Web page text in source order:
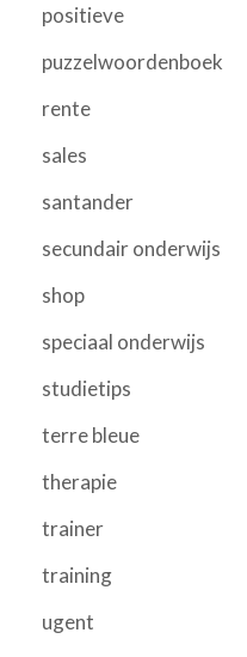
positieve
puzzelwoordenboek
rente
sales
santander
secundair onderwijs
shop
speciaal onderwijs
studietips
terre bleue
therapie
trainer
training
ugent